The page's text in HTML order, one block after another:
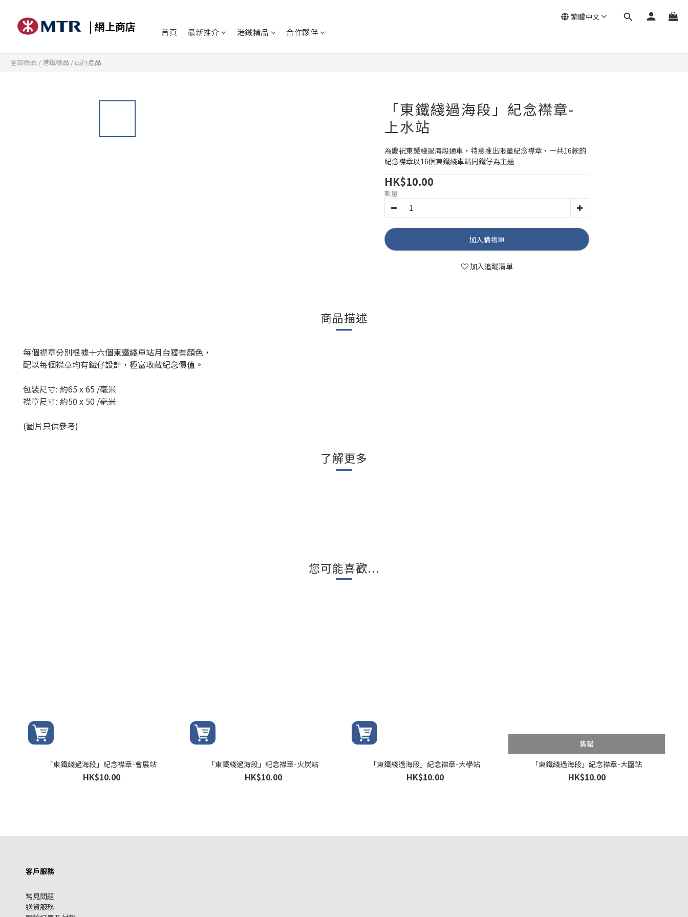
| 網上商店 首頁 最新推介 港鐵精品 合作夥伴
繁體中文
全部商品 / 港鐵精品 / 出行產品
「東鐵綫過海段」紀念襟章-
上水站
為慶祝東鐵綫過海段通車，特意推出限量紀念襟章，一共16款的
紀念襟章以16個東鐵綫車站同鐵仔為主題
HK$10.00
數量
加入購物車
加入追蹤清單
商品描述
每個襟章分別根據十六個東鐵綫車站月台獨有顏色，
配以每個襟章均有鐵仔設計，極富收藏紀念價值。
包裝尺寸: 約65 x 65 /毫米
襟章尺寸: 約50 x 50 /毫米
(圖片只供參考)
了解更多
您可能喜歡...
「東鐵綫過海段」紀念襟章-會展站
HK$10.00
「東鐵綫過海段」紀念襟章-火炭站
HK$10.00
「東鐵綫過海段」紀念襟章-大學站
HK$10.00
售罄
「東鐵綫過海段」紀念襟章-大圍站
HK$10.00
客戶服務
常見問題
送貨服務